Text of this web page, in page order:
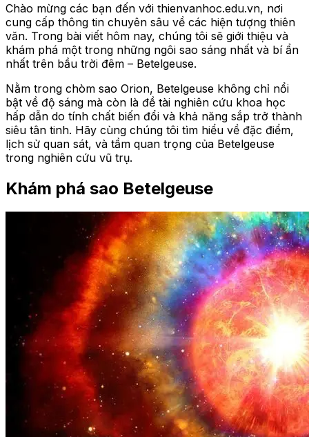
Chào mừng các bạn đến với thienvanhoc.edu.vn, nơi
cung cấp thông tin chuyên sâu về các hiện tượng thiên
văn. Trong bài viết hôm nay, chúng tôi sẽ giới thiệu và
khám phá một trong những ngôi sao sáng nhất và bí ẩn
nhất trên bầu trời đêm – Betelgeuse.
Nằm trong chòm sao Orion, Betelgeuse không chỉ nổi
bật về độ sáng mà còn là đề tài nghiên cứu khoa học
hấp dẫn do tính chất biến đổi và khả năng sắp trở thành
siêu tân tinh. Hãy cùng chúng tôi tìm hiểu về đặc điểm,
lịch sử quan sát, và tầm quan trọng của Betelgeuse
trong nghiên cứu vũ trụ.
Khám phá sao Betelgeuse